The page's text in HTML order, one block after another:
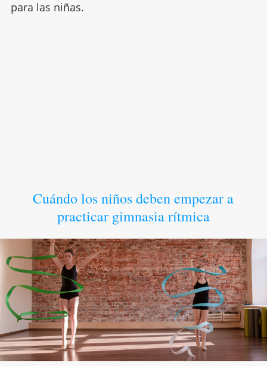
para las niñas.
Cuándo los niños deben empezar a
practicar gimnasia rítmica